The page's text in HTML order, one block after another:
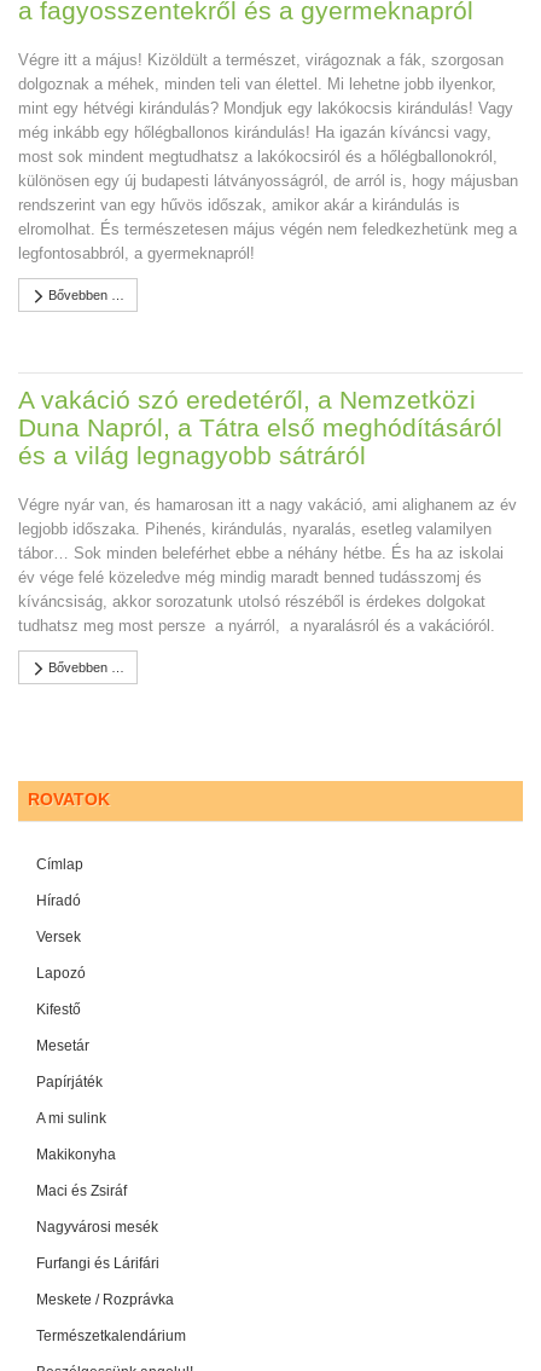
a fagyosszentekről és a gyermeknapról
Végre itt a május! Kizöldült a természet, virágoznak a fák, szorgosan
dolgoznak a méhek, minden teli van élettel. Mi lehetne jobb ilyenkor,
mint egy hétvégi kirándulás? Mondjuk egy lakókocsis kirándulás! Vagy
még inkább egy hőlégballonos kirándulás! Ha igazán kíváncsi vagy,
most sok mindent megtudhatsz a lakókocsiról és a hőlégballonokról,
különösen egy új budapesti látványosságról, de arról is, hogy májusban
rendszerint van egy hűvös időszak, amikor akár a kirándulás is
elromolhat. És természetesen május végén nem feledkezhetünk meg a
legfontosabbról, a gyermeknapról!
Bővebben …
A vakáció szó eredetéről, a Nemzetközi
Duna Napról, a Tátra első meghódításáról
és a világ legnagyobb sátráról
Végre nyár van, és hamarosan itt a nagy vakáció, ami alighanem az év
legjobb időszaka. Pihenés, kirándulás, nyaralás, esetleg valamilyen
tábor… Sok minden beleférhet ebbe a néhány hétbe. És ha az iskolai
év vége felé közeledve még mindig maradt benned tudásszomj és
kíváncsiság, akkor sorozatunk utolsó részéből is érdekes dolgokat
tudhatsz meg most persze a nyárról, a nyaralásról és a vakációról.
Bővebben …
ROVATOK
Címlap
Híradó
Versek
Lapozó
Kifestő
Mesetár
Papírjáték
A mi sulink
Makikonyha
Maci és Zsiráf
Nagyvárosi mesék
Furfangi és Lárifári
Meskete / Rozprávka
Természetkalendárium